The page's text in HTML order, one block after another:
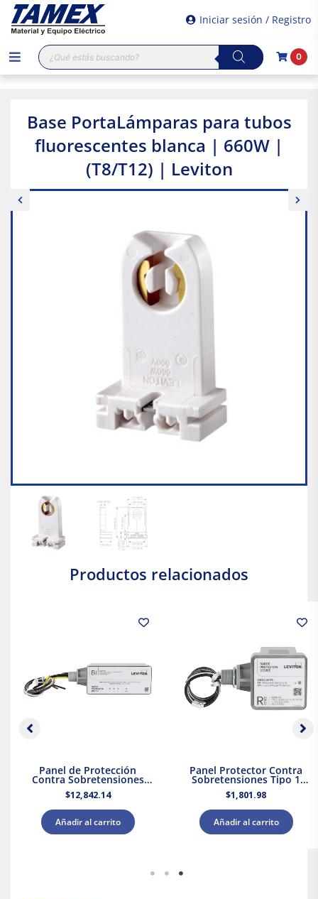
Iniciar sesión / Registro
Búsqueda
de
productos
0
Base PortaLámparas para tubos
fluorescentes blanca | 660W |
(T8/T12) | Leviton
Productos relacionados
Panel de Protección
Contra Sobretensiones
Tipo 2 Supresor de Picos
208Y/120 V CA Leviton
$12,842.14
Añadir al carrito
Panel Protector Contra
Sobretensiones Tipo 1
Supresor de Picos 120/240
V CA Leviton
$1,801.98
Añadir al carrito